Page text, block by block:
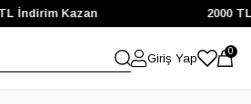
İndirim Kazan 2000
Giriş Yap
0